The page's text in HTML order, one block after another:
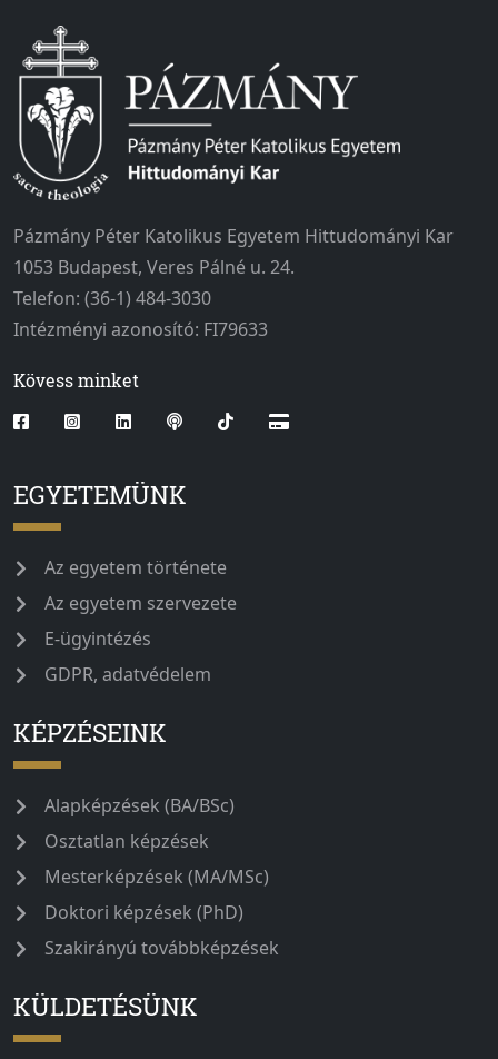
Pázmány Péter Katolikus Egyetem Hittudományi Kar
1053 Budapest, Veres Pálné u. 24.
Telefon: (36-1) 484-3030
Intézményi azonosító: FI79633
Kövess minket
EGYETEMÜNK
Az egyetem története
Az egyetem szervezete
E-ügyintézés
GDPR, adatvédelem
KÉPZÉSEINK
Alapképzések (BA/BSc)
Osztatlan képzések
Mesterképzések (MA/MSc)
Doktori képzések (PhD)
Szakirányú továbbképzések
KÜLDETÉSÜNK